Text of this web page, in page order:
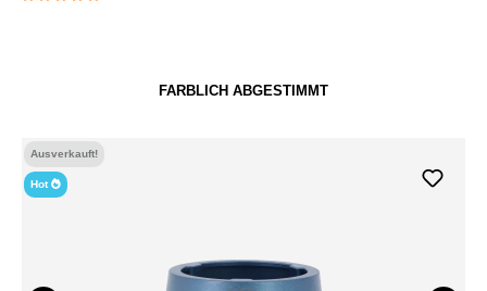
FARBLICH ABGESTIMMT
Ausverkauft!
Hot